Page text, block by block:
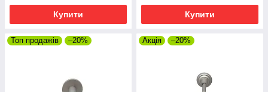
Купити Купити
Топ продажів –20% Акція –20%